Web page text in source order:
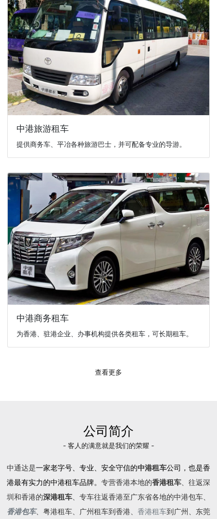
中港旅游租车
提供商务车、平冶各种旅游巴士，并可配备专业的导游。
中港商务租车
为香港、驻港企业、办事机构提供各类租车，可长期租车。
查看更多
公司简介
- 客人的满意就是我们的荣耀 -
中通达是一家老字号、专业、安全守信的中港租车公司，也是香
港最有实力的中港租车品牌。 专营香港本地的香港租车、往返深
圳和香港的深港租车、专车往返香港至广东省各地的中港包车、
香港包车、 粤港租车、广州租车到香港、 香港租车到广州、东莞